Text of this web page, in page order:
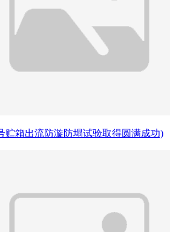
贮箱出流防漩防塌试验取得圆满成功)